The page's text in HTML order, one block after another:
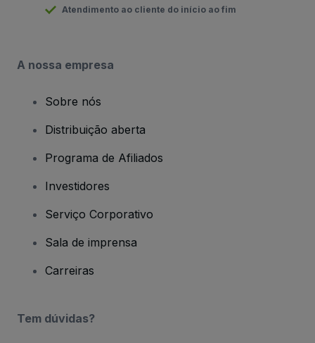
Atendimento ao cliente do início ao fim
A nossa empresa
Sobre nós
Distribuição aberta
Programa de Afiliados
Investidores
Serviço Corporativo
Sala de imprensa
Carreiras
Tem dúvidas?